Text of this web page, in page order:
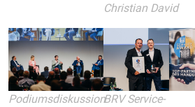
Christian David
PodiumsdiskussionBRV Service-